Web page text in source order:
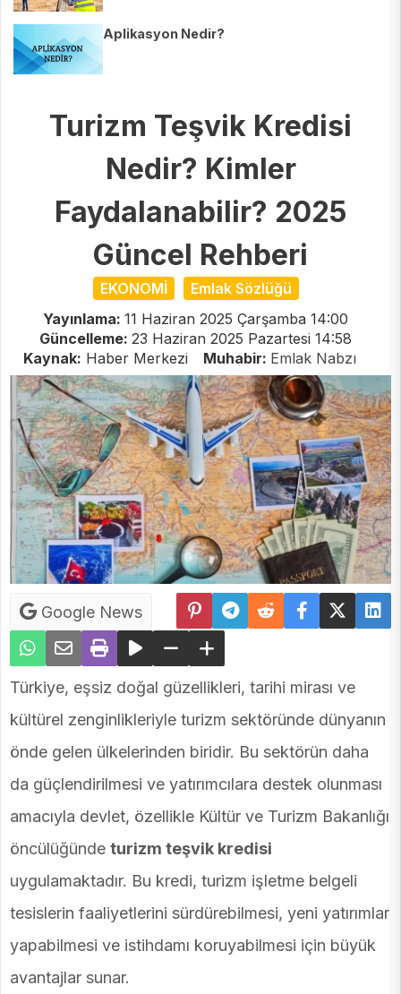
Aplikasyon Nedir?
Turizm Teşvik Kredisi
Nedir? Kimler
Faydalanabilir? 2025
Güncel Rehberi
EKONOMİ
Emlak Sözlüğü
Yayınlama: 11 Haziran 2025 Çarşamba 14:00
Güncelleme: 23 Haziran 2025 Pazartesi 14:58
Kaynak: Haber Merkezi Muhabir: Emlak Nabzı
Google News
Türkiye, eşsiz doğal güzellikleri, tarihi mirası ve
kültürel zenginlikleriyle turizm sektöründe dünyanın
önde gelen ülkelerinden biridir. Bu sektörün daha
da güçlendirilmesi ve yatırımcılara destek olunması
amacıyla devlet, özellikle Kültür ve Turizm Bakanlığı
öncülüğünde turizm teşvik kredisi
uygulamaktadır. Bu kredi, turizm işletme belgeli
tesislerin faaliyetlerini sürdürebilmesi, yeni yatırımlar
yapabilmesi ve istihdamı koruyabilmesi için büyük
avantajlar sunar.